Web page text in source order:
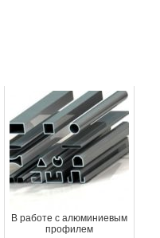
В работе с алюминиевым
профилем